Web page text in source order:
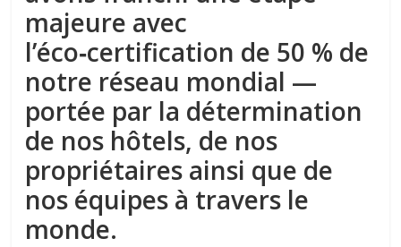
majeure avec
l’éco‑certification de 50 % de
notre réseau mondial —
portée par la détermination
de nos hôtels, de nos
propriétaires ainsi que de
nos équipes à travers le
monde.